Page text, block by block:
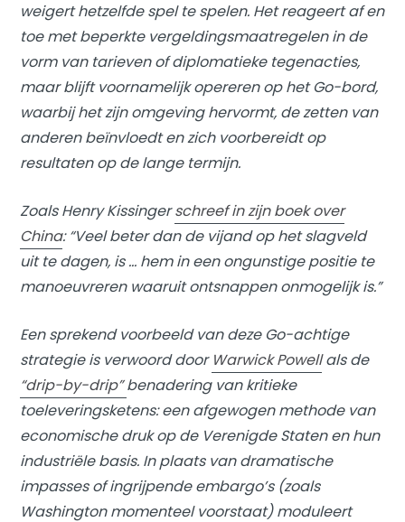
weigert hetzelfde spel te spelen. Het reageert af en
toe met beperkte vergeldingsmaatregelen in de
vorm van tarieven of diplomatieke tegenacties,
maar blijft voornamelijk opereren op het Go-bord,
waarbij het zijn omgeving hervormt, de zetten van
anderen beïnvloedt en zich voorbereidt op
resultaten op de lange termijn.
Zoals Henry Kissingerschreef in zijn boek over
China: “Veel beter dan de vijand op het slagveld
uit te dagen, is … hem in een ongunstige positie te
manoeuvreren waaruit ontsnappen onmogelijk is.”
Een sprekend voorbeeld van deze Go-achtige
strategie is verwoord door Warwick Powellals de
“drip-by-drip”benadering van kritieke
toeleveringsketens: een afgewogen methode van
economische druk op de Verenigde Staten en hun
industriële basis. In plaats van dramatische
impasses of ingrijpende embargo’s (zoals
Washington momenteel voorstaat) moduleert